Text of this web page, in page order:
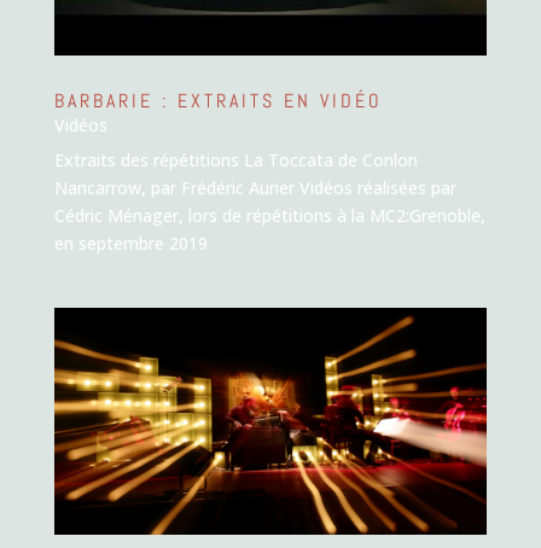
BARBARIE : EXTRAITS EN VIDÉO
Vidéos
Extraits des répétitions La Toccata de Conlon
Nancarrow, par Frédéric Aurier Vidéos réalisées par
Cédric Ménager, lors de répétitions à la MC2:Grenoble,
en septembre 2019